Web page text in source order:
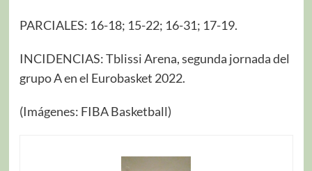
PARCIALES: 16-18; 15-22; 16-31; 17-19.
INCIDENCIAS: Tblissi Arena, segunda jornada del
grupo A en el Eurobasket 2022.
(Imágenes: FIBA Basketball)